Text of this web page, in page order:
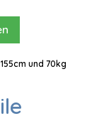
und 70kg